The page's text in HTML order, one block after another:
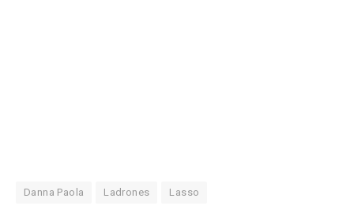
Danna Paola Ladrones Lasso